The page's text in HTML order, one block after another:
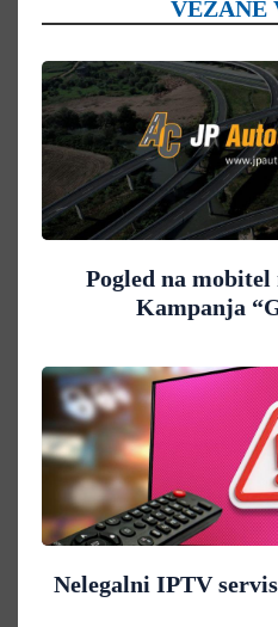
VEZANE
Pogled na
Kampanja
Nelegalni IPTV